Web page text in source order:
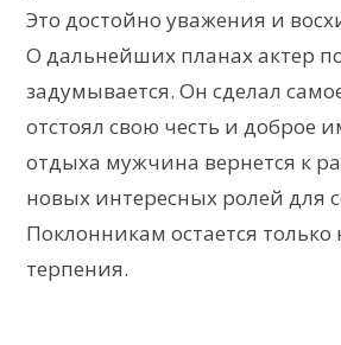
Это достойно уважения и
О дальнейших планах актер
задумывается. Он сделал
отстоял свою честь и доброе
отдыха мужчина вернется к
новых интересных ролей для
Поклонникам остается только
терпения.